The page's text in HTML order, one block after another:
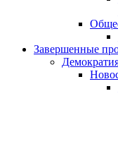
Завершенные